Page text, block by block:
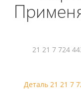
21 21 7 724
Деталь 21 21 7